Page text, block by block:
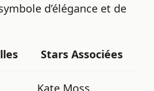
d’élégance et de
Stars Associées
Kate Moss